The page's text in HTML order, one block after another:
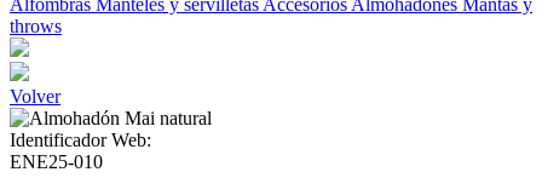
Alfombras Manteles y servilletas Accesorios Almohadones Mantas y
throws
Volver
Identificador Web:
ENE25-010